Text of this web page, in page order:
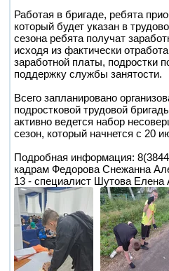
Работая в бригаде, ребята
который будет указан в
сезона ребята получат
исходя из фактически
заработной платы, подростки
поддержку службы занятости.
Всего запланировано
подростковой трудовой
активно ведется набор
сезон, который начнется с 20
Подробная информация:
кадрам Федорова Снежанна
13 - специалист Шутова Елена